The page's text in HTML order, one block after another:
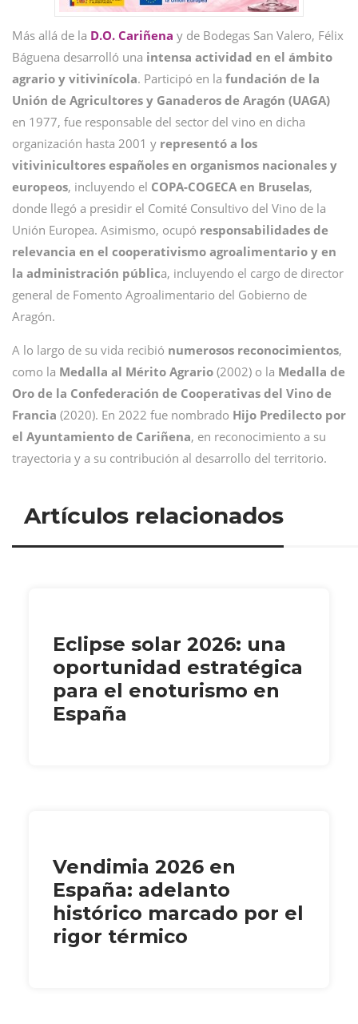
Más allá de la D.O. Cariñena y de Bodegas San Valero, Félix
Báguena desarrolló una intensa actividad en el ámbito
agrario y vitivinícola. Participó en la fundación de la
Unión de Agricultores y Ganaderos de Aragón (UAGA)
en 1977, fue responsable del sector del vino en dicha
organización hasta 2001 y representó a los
vitivinicultores españoles en organismos nacionales y
europeos, incluyendo el COPA-COGECA en Bruselas,
donde llegó a presidir el Comité Consultivo del Vino de la
Unión Europea. Asimismo, ocupó responsabilidades de
relevancia en el cooperativismo agroalimentario y en
la administración pública, incluyendo el cargo de director
general de Fomento Agroalimentario del Gobierno de
Aragón.
A lo largo de su vida recibió numerosos reconocimientos,
como la Medalla al Mérito Agrario (2002) o la Medalla de
Oro de la Confederación de Cooperativas del Vino de
Francia (2020). En 2022 fue nombrado Hijo Predilecto por
el Ayuntamiento de Cariñena, en reconocimiento a su
trayectoria y a su contribución al desarrollo del territorio.
Artículos relacionados
Eclipse solar 2026: una
oportunidad estratégica
para el enoturismo en
España
Vendimia 2026 en
España: adelanto
histórico marcado por el
rigor térmico